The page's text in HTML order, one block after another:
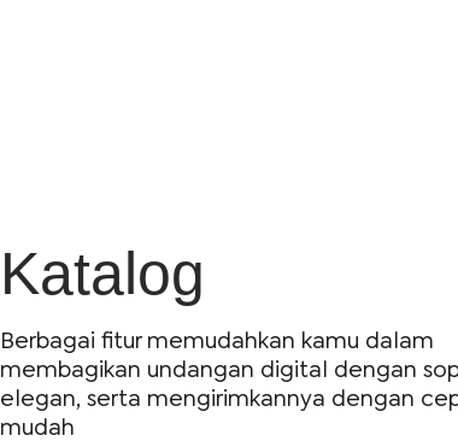
Katalog
Berbagai fitur memudahkan kamu dalam
membagikan undangan digital dengan
elegan, serta mengirimkannya dengan
mudah